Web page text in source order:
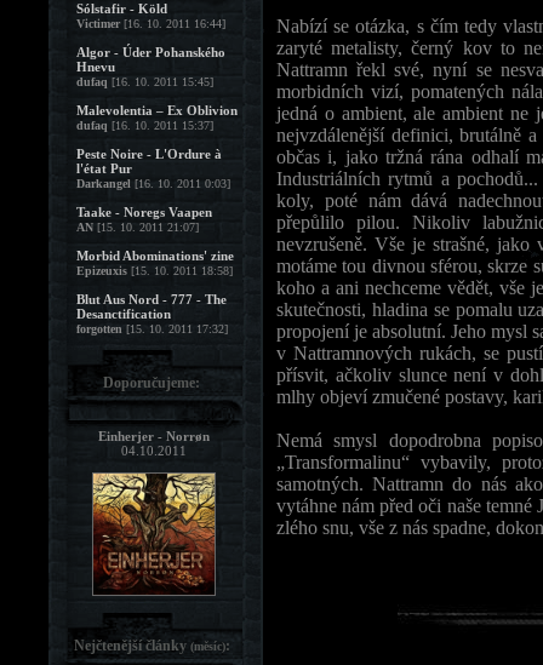
Nabízí se otázka, s čím tedy
zaryté metalisty, černý kov to
Nattramn řekl své, nyní se
morbidních vizí, pomatených
jedná o ambient, ale ambient ne
nejvzdálenější definici, brutálně
občas i, jako tržná rána odhalí
Industriálních rytmů a
koly, poté nám dává
přepůlilo pilou. Nikoliv
nevzrušeně. Vše je strašné, jako
motáme tou divnou sférou, skrze
koho a ani nechceme vědět, vše
skutečnosti, hladina se pomalu
propojení je absolutní. Jeho mysl
v Nattramnových rukách, se
přísvit, ačkoliv slunce není v
mlhy objeví zmučené postavy,
Nemá smysl dopodrobna
„Transformalinu“ vybavily,
samotných. Nattramn do nás
vytáhne nám před oči naše
zlého snu, vše z nás spadne,
Sólstafir - Köld
Victimer[16. 10. 2011 16:44]
Algor - Úder Pohanského
Hnevu
dufaq [16. 10. 2011 15:45]
Malevolentia – Ex Oblivion
dufaq [16. 10. 2011 15:37]
Peste Noire - L'Ordure à
l'état Pur
Darkangel [16. 10. 2011 0:03]
Taake - Noregs Vaapen
AN [15. 10. 2011 21:07]
Morbid Abominations' zine
Epizeuxis [15. 10. 2011 18:58]
Blut Aus Nord - 777 - The
Desanctification
forgotten [15. 10. 2011 17:32]
Doporučujeme:
Einherjer - Norrøn
04.10.2011
Nejčtenější články (měsíc):